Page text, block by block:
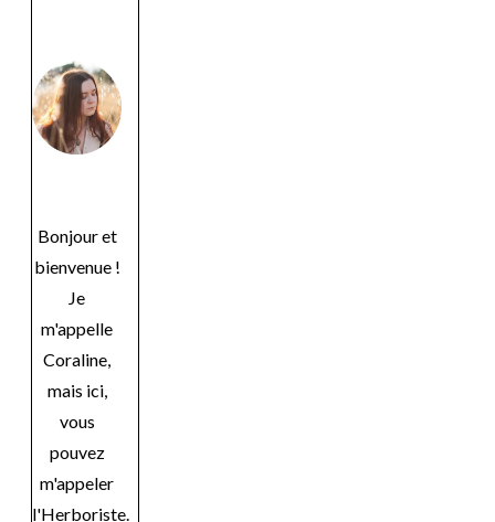
Bonjour et
bienvenue !
Je
m'appelle
Coraline,
mais ici,
vous
pouvez
m'appeler
l'Herboriste.